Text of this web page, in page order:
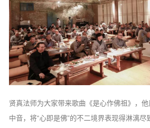
贤真法师为大家带来歌曲《是心作佛祖》，
中音，将“心即是佛”的不二境界表现得淋漓尽